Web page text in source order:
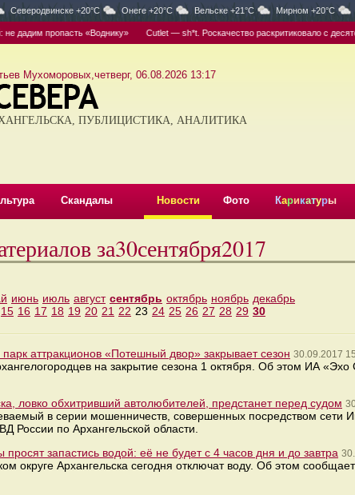
Северодвинске +20°C Онеге +20°C Вельске +21°C Мирном +20°C
дадим пропасть «Воднику» Cutlet — sh*t. Роскачество раскритиковало с десяток
Мухоморовых,четверг, 06.08.2026 13:17
ПУБЛИЦИСТИКА, АНАЛИТИКА
Скандалы Новости Фото Карикатуры
за30сентября2017
июнь июль август сентябрь октябрь ноябрь декабрь
15 16 17 18 19 20 21 22 23 24 25 26 27 28 29 30
парк аттракционов «Потешный двор» закрывает сезон 30.09.2017
на закрытие сезона 1 октября. Об этом ИА
ловко обхитривший автолюбителей, предстанет перед судом
в серии мошенничеств, совершенных посредством сети
России по Архангельской области.
запастись водой: её не будет с 4 часов дня и до завтра
округе Архангельска сегодня отключат воду. Об этом